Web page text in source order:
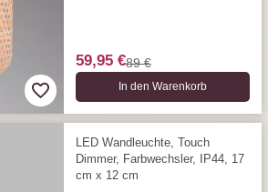
59,95 €89 €
In den Warenkorb
LED Wandleuchte, Touch
Dimmer, Farbwechsler, IP44, 17
cm x 12 cm